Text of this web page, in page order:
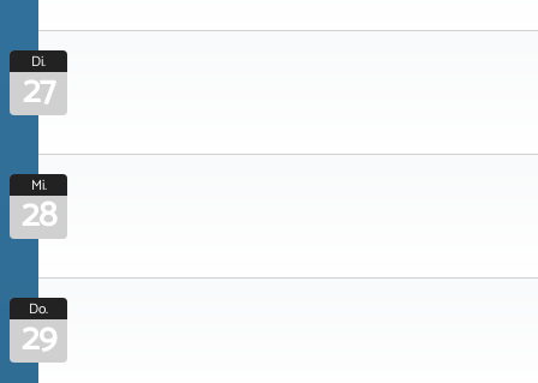
Di.
27
Mi.
28
Do.
29